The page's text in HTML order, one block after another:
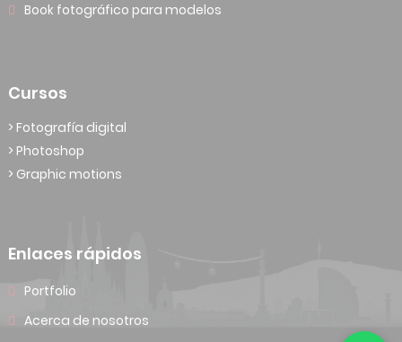
Book fotográfico para modelos
Cursos
> Fotografía digital
> Photoshop
> Graphic motions
Enlaces rápidos
Portfolio
Acerca de nosotros